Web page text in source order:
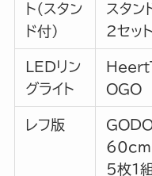
ト（スタン
ド付）
スタン
2セット
LEDリン
グライト
OGO
レフ版
5枚1組